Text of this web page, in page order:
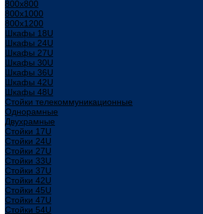
800x800
800х1000
800х1200
Шкафы 18U
Шкафы 24U
Шкафы 27U
Шкафы 30U
Шкафы 36U
Шкафы 42U
Шкафы 48U
Стойки телекоммуникационные
Однорамные
Двухрамные
Стойки 17U
Стойки 24U
Стойки 27U
Стойки 33U
Стойки 37U
Стойки 42U
Стойки 45U
Стойки 47U
Стойки 54U